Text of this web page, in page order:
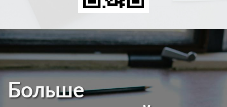
Больше